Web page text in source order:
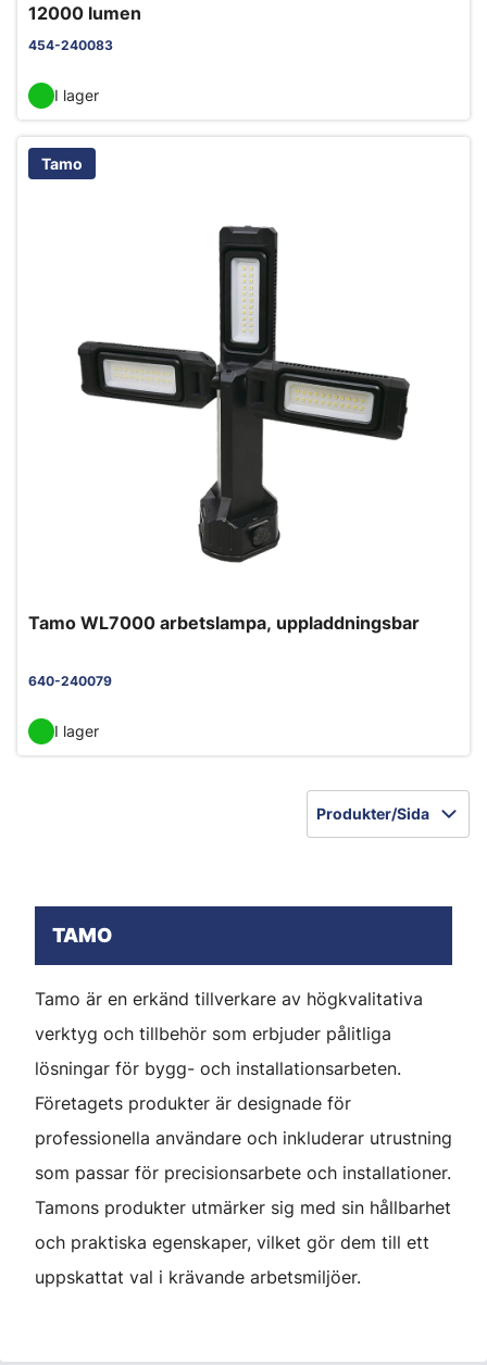
12000 lumen
454-240083
I lager
Tamo
Tamo WL7000 arbetslampa, uppladdningsbar
640-240079
I lager
Produkter/Sida
TAMO
Tamo är en erkänd tillverkare av högkvalitativa
verktyg och tillbehör som erbjuder pålitliga
lösningar för bygg- och installationsarbeten.
Företagets produkter är designade för
professionella användare och inkluderar utrustning
som passar för precisionsarbete och installationer.
Tamons produkter utmärker sig med sin hållbarhet
och praktiska egenskaper, vilket gör dem till ett
uppskattat val i krävande arbetsmiljöer.